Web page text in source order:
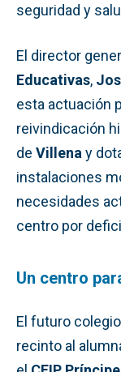
seguridad y
El director
Educativas,
esta actuación
reivindicación
de Villena y
instalaciones
necesidades
centro por
Un centro
El futuro
recinto al